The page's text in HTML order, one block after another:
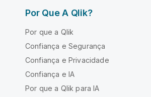
Por Que A Qlik?
Por que a Qlik
Confiança e Segurança
Confiança e Privacidade
Confiança e IA
Por que a Qlik para IA